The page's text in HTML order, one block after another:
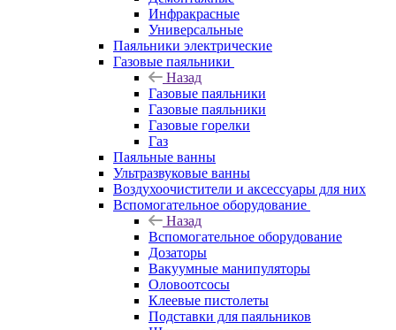
Инфракрасные
Универсальные
Паяльники электрические
Газовые паяльники
Назад
Газовые паяльники
Газовые паяльники
Газовые горелки
Газ
Паяльные ванны
Ультразвуковые ванны
Воздухоочистители и аксессуары для них
Вспомогательное оборудование
Назад
Вспомогательное оборудование
Дозаторы
Вакуумные манипуляторы
Оловоотсосы
Клеевые пистолеты
Подставки для паяльников